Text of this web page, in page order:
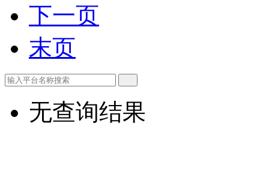
下一页
末页
无查询结果